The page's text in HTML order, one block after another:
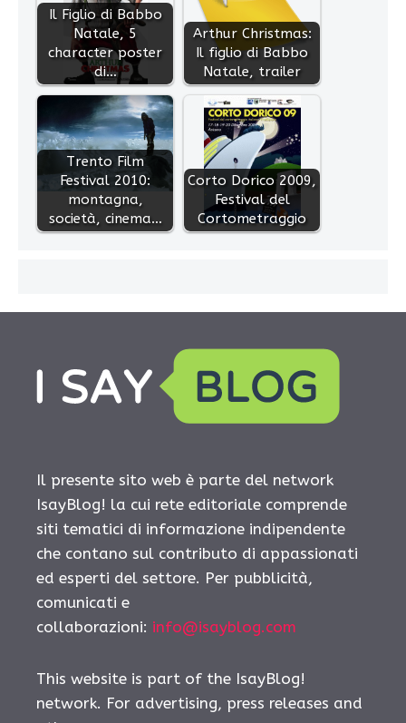
Il Figlio di Babbo
Natale, 5
character poster
di…
Arthur Christmas:
Il figlio di Babbo
Natale, trailer
Trento Film
Festival 2010:
montagna,
società, cinema…
Corto Dorico 2009,
Festival del
Cortometraggio
Il presente sito web è parte del network
IsayBlog! la cui rete editoriale comprende
siti tematici di informazione indipendente
che contano sul contributo di appassionati
ed esperti del settore. Per pubblicità,
comunicati e
collaborazioni: info@isayblog.com
This website is part of the IsayBlog!
network. For advertising, press releases and